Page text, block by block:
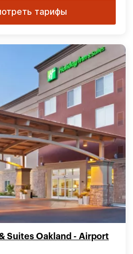
тарифы
Suites Oakland - Airport